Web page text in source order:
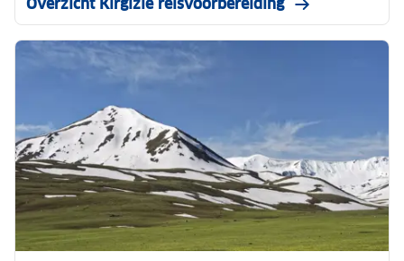
Overzicht Kirgizië reisvoorbereiding